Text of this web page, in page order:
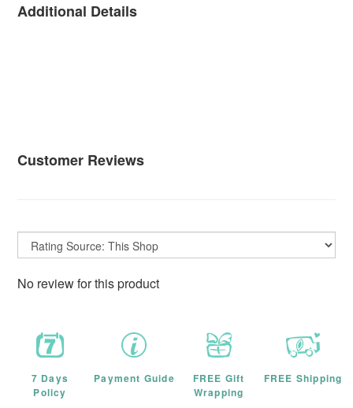
Additional Details
Customer Reviews
No review for this product
7 Days
Policy
Payment Guide
FREE Gift
Wrapping
FREE Shipping